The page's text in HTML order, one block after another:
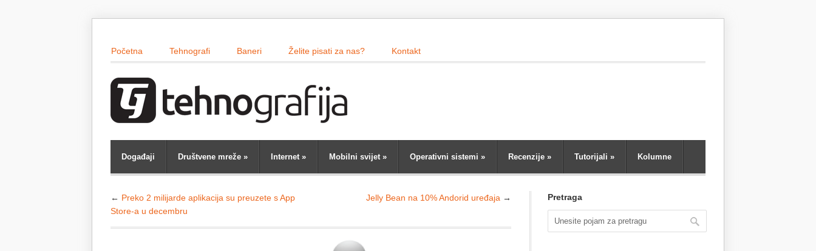
Početna Tehnografi Baneri Želite pisati za nas? Kontakt
Događaji Društvene mreže » Internet» Mobilni svijet» Operativni sistemi » Recenzije » Tutorijali » Kolumne
← Preko 2 milijarde aplikacija su preuzete s App
Store-a u decembru
Jelly Bean na 10% Andorid uređaja → Pretraga